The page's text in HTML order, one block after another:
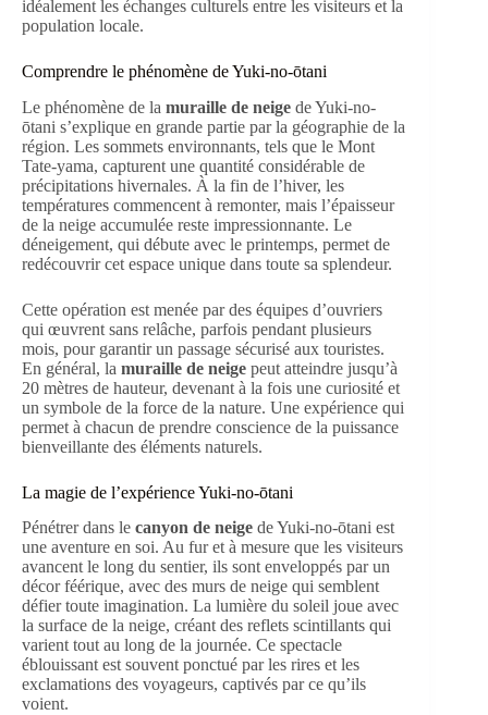
idéalement les échanges culturels entre les visiteurs et la
population locale.
Comprendre le phénomène de Yuki-no-ōtani
Le phénomène de la muraille de neige de Yuki-no-
ōtani s’explique en grande partie par la géographie de la
région. Les sommets environnants, tels que le Mont
Tate-yama, capturent une quantité considérable de
précipitations hivernales. À la fin de l’hiver, les
températures commencent à remonter, mais l’épaisseur
de la neige accumulée reste impressionnante. Le
déneigement, qui débute avec le printemps, permet de
redécouvrir cet espace unique dans toute sa splendeur.
Cette opération est menée par des équipes d’ouvriers
qui œuvrent sans relâche, parfois pendant plusieurs
mois, pour garantir un passage sécurisé aux touristes.
En général, la muraille de neige peut atteindre jusqu’à
20 mètres de hauteur, devenant à la fois une curiosité et
un symbole de la force de la nature. Une expérience qui
permet à chacun de prendre conscience de la puissance
bienveillante des éléments naturels.
La magie de l’expérience Yuki-no-ōtani
Pénétrer dans le canyon de neige de Yuki-no-ōtani est
une aventure en soi. Au fur et à mesure que les visiteurs
avancent le long du sentier, ils sont enveloppés par un
décor féérique, avec des murs de neige qui semblent
défier toute imagination. La lumière du soleil joue avec
la surface de la neige, créant des reflets scintillants qui
varient tout au long de la journée. Ce spectacle
éblouissant est souvent ponctué par les rires et les
exclamations des voyageurs, captivés par ce qu’ils
voient.